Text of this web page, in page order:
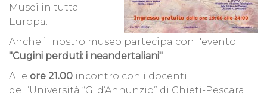
Musei in tutta
Europa.
Anche il nostro museo partecipa con l'evento
"Cugini perduti: i neandertaliani"
Alle ore 21.00 incontro con i docenti
dell’Università “G. d’Annunzio” di Chieti-Pescara